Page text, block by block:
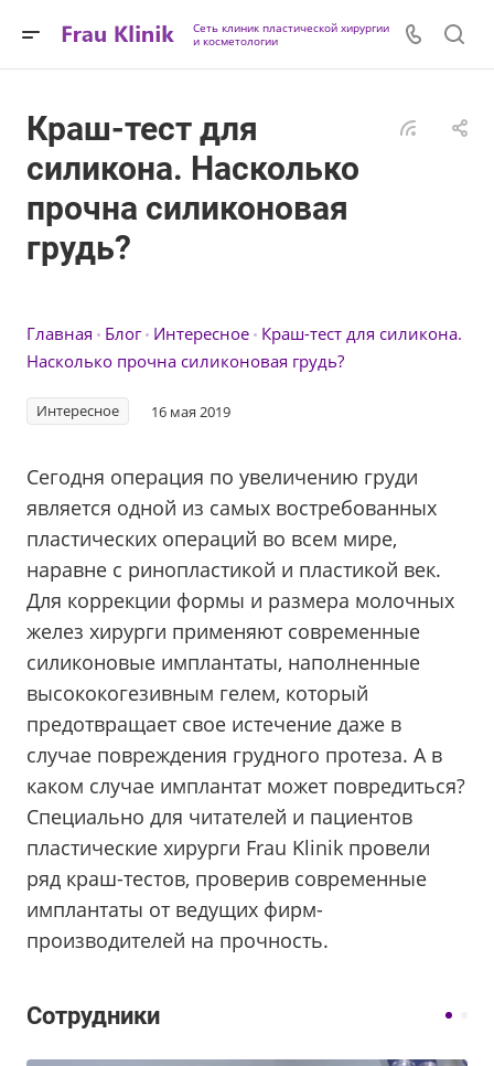
Сеть клиник пластической хирургии
и косметологии
Краш-тест для
силикона. Насколько
прочна силиконовая
грудь?
Главная Блог Интересное Краш-тест для силикона.
Насколько прочна силиконовая грудь?
Интересное 16 мая 2019
Сегодня операция по увеличению груди
является одной из самых востребованных
пластических операций во всем мире,
наравне с ринопластикой и пластикой век.
Для коррекции формы и размера молочных
желез хирурги применяют современные
силиконовые имплантаты, наполненные
высококогезивным гелем, который
предотвращает свое истечение даже в
случае повреждения грудного протеза. А в
каком случае имплантат может повредиться?
Специально для читателей и пациентов
пластические хирурги Frau Klinik провели
ряд краш-тестов, проверив современные
имплантаты от ведущих фирм-
производителей на прочность.
Сотрудники